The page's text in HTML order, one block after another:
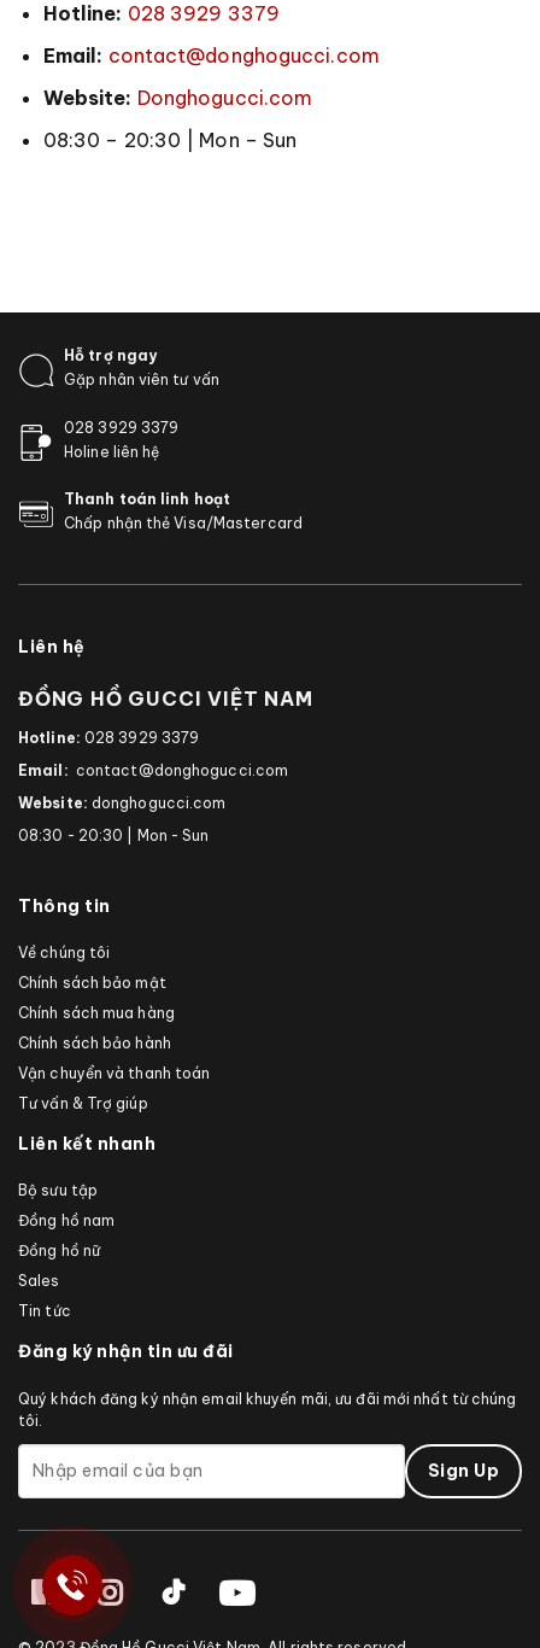
Hotline: 028 3929 3379
Email: contact@donghogucci.com
Website: Donghogucci.com
08:30 – 20:30 | Mon – Sun
Hỗ trợ ngay
Gặp nhân viên tư vấn
028 3929 3379
Holine liên hệ
Thanh toán linh hoạt
Chấp nhận thẻ Visa/Mastercard
Liên hệ
ĐỒNG HỒ GUCCI VIỆT NAM
Hotline: 028 3929 3379
Email: contact@donghogucci.com
Website: donghogucci.com
08:30 - 20:30 | Mon - Sun
Thông tin
Về chúng tôi
Chính sách bảo mật
Chính sách mua hàng
Chính sách bảo hành
Vận chuyển và thanh toán
Tư vấn & Trợ giúp
Liên kết nhanh
Bộ sưu tập
Đồng hồ nam
Đồng hồ nữ
Sales
Tin tức
Đăng ký nhận tin ưu đãi
Quý khách đăng ký nhận email khuyến mãi, ưu đãi mới nhất từ chúng
tôi.